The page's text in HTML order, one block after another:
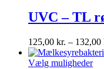
UVC – TL
125,00 kr. – 132,00
Vælg muligheder